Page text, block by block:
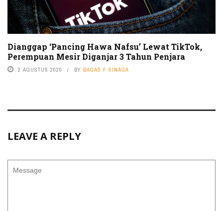
Dianggap ‘Pancing Hawa Nafsu’ Lewat TikTok,
Perempuan Mesir Diganjar 3 Tahun Penjara
2 AGUSTUS 2020 BY BAGAS F SINAGA
LEAVE A REPLY